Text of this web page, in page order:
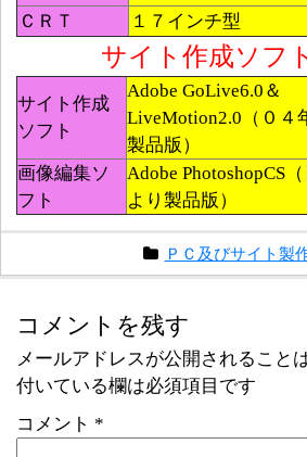
ＣＲＴ
１７インチ型
サイト作成ソフ
サイト作成
ソフト
Adobe GoLive6.0＆
LiveMotion2.0（０４
製品版）
画像編集ソ
フト
Adobe PhotoshopCS
より製品版）
ＰＣ及びサイト製
コメントを残す
メールアドレスが公開されること
付いている欄は必須項目です
コメント *